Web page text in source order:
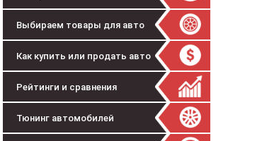
Выбираем товары для авто
Как купить или продать авто
Рейтинги и сравнения
Тюнинг автомобилей